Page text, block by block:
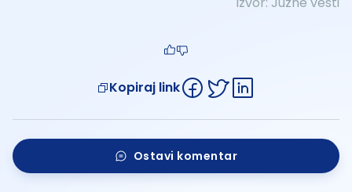
Kopiraj link
Ostavi komentar